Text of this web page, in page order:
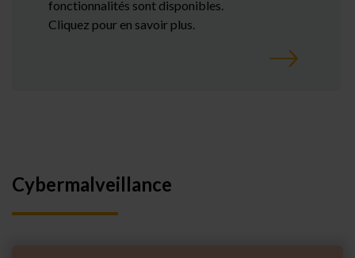
fonctionnalités sont disponibles.
Cliquez pour en savoir plus.
Cybermalveillance